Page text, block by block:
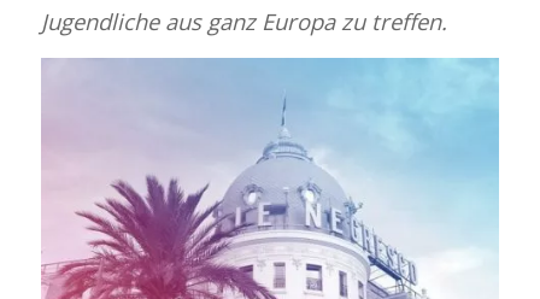
Jugendliche aus ganz Europa zu treffen.